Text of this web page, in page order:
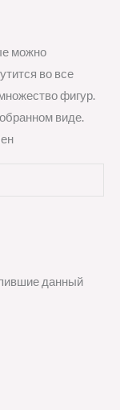
можно
во все
фигур.
виде.
данный